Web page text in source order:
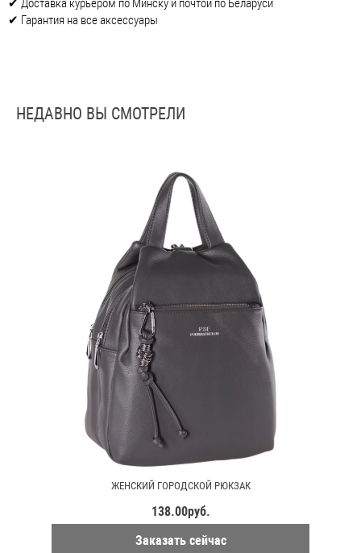
✔ Доставка курьером по Минску и почтой по Беларуси
✔ Гарантия на все аксессуары
НЕДАВНО ВЫ СМОТРЕЛИ
ЖЕНСКИЙ ГОРОДСКОЙ РЮКЗАК
138.00руб.
Заказать сейчас